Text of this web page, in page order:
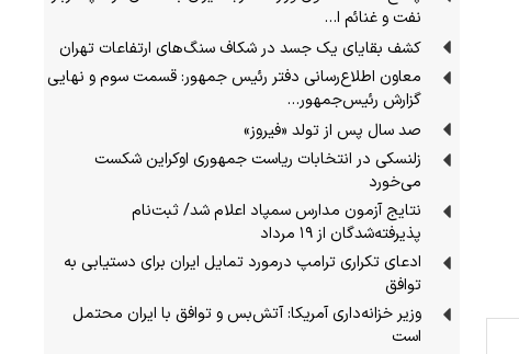
نفت و غنائم ا…
کشف بقایای یک جسد در شکاف سنگ‌های ارتفاعات تهران
معاون اطلاع‌رسانی دفتر رئیس جمهور: قسمت سوم و نهایی
گزارش رئیس‌جمهور…
صد سال پس از تولد «فیروز»
زلنسکی در انتخابات ریاست جمهوری اوکراین شکست
می‌خورد
نتایج آزمون مدارس سمپاد اعلام شد/ ثبت‌نام
پذیرفته‌شدگان از ۱۹ مرداد
ادعای تکراری ترامپ درمورد تمایل ایران برای دستیابی به
توافق
وزیر خزانه‌داری آمریکا: آتش‌بس و توافق با ایران محتمل
است